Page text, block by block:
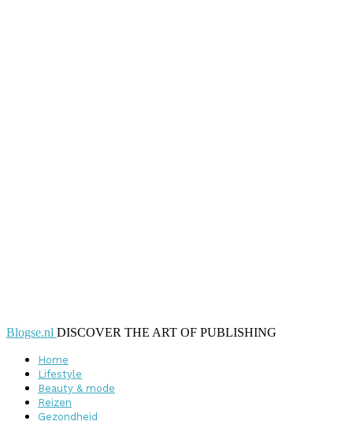
Blogse.nl DISCOVER THE ART OF PUBLISHING
Home
Lifestyle
Beauty & mode
Reizen
Gezondheid